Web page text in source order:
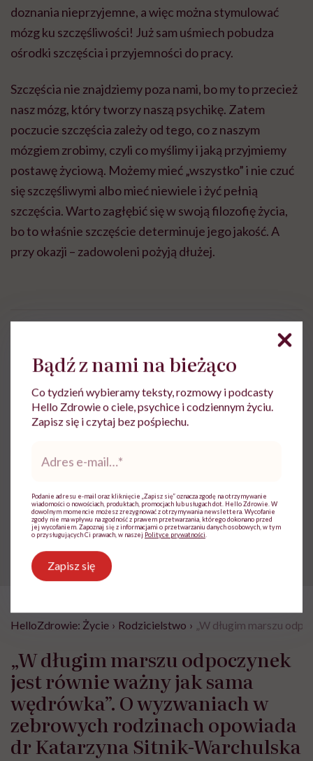
doznania nieprzyjemne, a więc można stymulować
mózg ku szczęśliwości! Już sam uśmiech pobudza
ośrodki szczęścia i przyjemności do pracy.
Szczęścia nie znajdziemy poza nami, bo my to przecież
nasz mózg, który tworzy naszą psychikę. Zatem
poczucie szczęścia zależy od tego, co z naszym
mózgiem zrobimy, czyli co myślimy i jaką przyjmiemy
postawę życiową. Możemy mieć „wszystko” i nie czuć
się szczęśliwymi albo mieć niewiele i żyć pełnią
szczęścia. Warto zagłębić się w swoją filozofię życia,
bo to właśnie szczęście determinuje jego jakość. A
przy okazji – zadowoleni pożyją dłużej.
Zobacz profil
Powiązane tematy:
Psychologia Szczęście
HelloZdrowie: Życie › Rodzicielstwo › „W długim marszu
„W długim marszu odpoczynek
jest równie ważny jak sama
wędrówka”. O wyzwaniach w
zebrowych rodzinach opowiada
dr Katarzyna Sitnik-Warchulska
Bądź z nami na bieżąco
Co tydzień wybieramy teksty, rozmowy i podcasty
Hello Zdrowie o ciele, psychice i codziennym życiu.
Zapisz się i czytaj bez pośpiechu.
mail*
Podanie adresu e-mail oraz kliknięcie „Zapisz się” oznacza zgodę na otrzymywanie
wiadomości o nowościach, produktach, promocjach lub usługach dot. Hello Zdrowie. W
dowolnym momencie możesz zrezygnować z otrzymywania newslettera. Wycofanie
zgody nie ma wpływu na zgodność z prawem przetwarzania, którego dokonano przed
jej wycofaniem. Zapoznaj się z informacjami o przetwarzaniu danych osobowych, w tym
o przysługujących Ci prawach, w naszej Polityce prywatności
Zapisz się